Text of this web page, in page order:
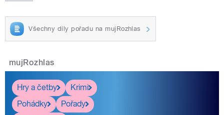
Všechny díly pořadu na mujRozhlas
mujRozhlas
Hry a četby
Krimi
Pohádky
Pořady